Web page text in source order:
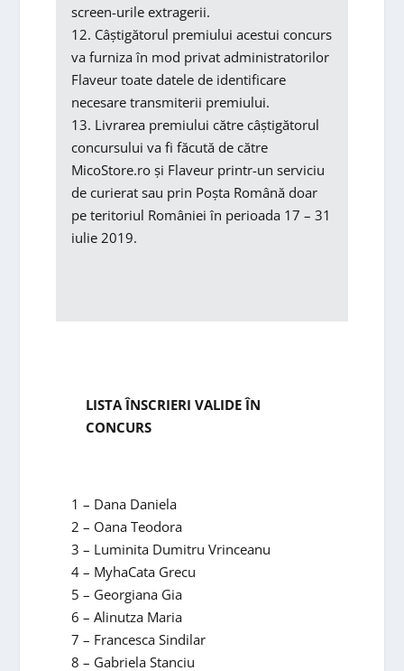
screen-urile extragerii.
12. Câștigătorul premiului acestui concurs
va furniza în mod privat administratorilor
Flaveur toate datele de identificare
necesare transmiterii premiului.
13. Livrarea premiului către câștigătorul
concursului va fi făcută de către
MicoStore.ro și Flaveur printr-un serviciu
de curierat sau prin Poșta Română doar
pe teritoriul României în perioada 17 – 31
iulie 2019.
LISTA ÎNSCRIERI VALIDE ÎN
CONCURS
1 – Dana Daniela
2 – Oana Teodora
3 – Luminita Dumitru Vrinceanu
4 – MyhaCata Grecu
5 – Georgiana Gia
6 – Alinutza Maria
7 – Francesca Sindilar
8 – Gabriela Stanciu